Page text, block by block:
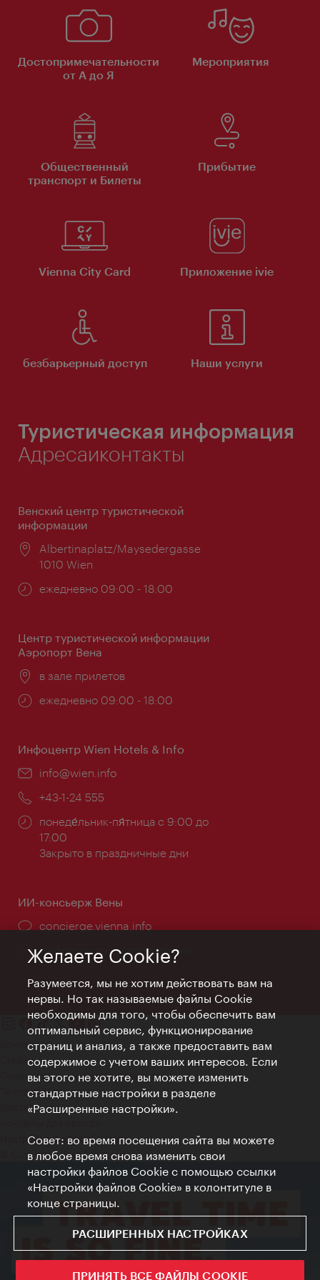
Достопримечательности
от А до Я
Мероприятия
Общественный
транспорт и Билеты
Прибытие
Vienna City Card Приложение ivie
безбарьерный доступ Наши услуги
Туристическая информация
Адресаиконтакты
Венский центр туристической
информации
Расположение:
Albertinaplatz/Maysedergasse
1010 Wien
Часы
ежедневно 09:00 - 18:00
Центр туристической информации
Аэропорт Вена
Расположение:
в зале прилетов
Часы
ежедневно 09:00 - 18:00
Инфоцентр Wien Hotels & Info
Эл.
info@wien.info
Телефон:
+43-1-24 555
Часы
работы:
понеде́льник-пя́тница с 9:00 до
17:00
Закрыто в праздничные дни
ИИ-консьерж Вены
concierge.vienna.info
Информация круглосуточно
Контакт
Credits
Положение о конфиденциальности
Terms of Use
Доступность
Настройки файлов Cookie
© Copyright WienTourismus
Желаете Cookie?
Разумеется, мы не хотим действовать вам на
нервы. Но так называемые файлы Cookie
необходимы для того, чтобы обеспечить вам
оптимальный сервис, функционирование
страниц и анализ, а также предоставить вам
содержимое с учетом ваших интересов. Если
вы этого не хотите, вы можете изменить
стандартные настройки в разделе
«Расширенные настройки».
Совет: во время посещения сайта вы можете
в любое время снова изменить свои
настройки файлов Cookie с помощью ссылки
«Настройки файлов Cookie» в колонтитуле в
конце страницы.
РАСШИРЕННЫХ НАСТРОЙКАХ
ПРИНЯТЬ ВСЕ ФАЙЛЫ COOKIE